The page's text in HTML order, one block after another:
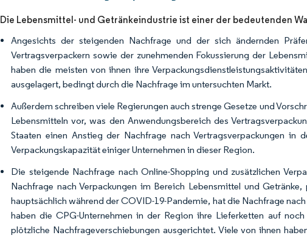
Die Lebensmittel- und Getränkeindustrie ist einer der bedeutenden
Angesichts der steigenden Nachfrage und der sich ändernden
Vertragsverpackern sowie der zunehmenden Fokussierung der
haben die meisten von ihnen ihre
ausgelagert, bedingt durch die Nachfrage im untersuchten Markt.
Außerdem schreiben viele Regierungen auch strenge Gesetze und
Lebensmitteln vor, was den Anwendungsbereich des
Staaten einen Anstieg der Nachfrage nach Vertragsverpackungen
Verpackungskapazität einiger Unternehmen in dieser Region.
Die steigende Nachfrage nach Online-Shopping und zusätzlichen
Nachfrage nach Verpackungen im Bereich Lebensmittel und
hauptsächlich während der COVID-19-Pandemie, hat die Nachfrage
haben die CPG-Unternehmen in der Region ihre Lieferketten auf
plötzliche Nachfrageverschiebungen ausgerichtet. Viele von ihnen